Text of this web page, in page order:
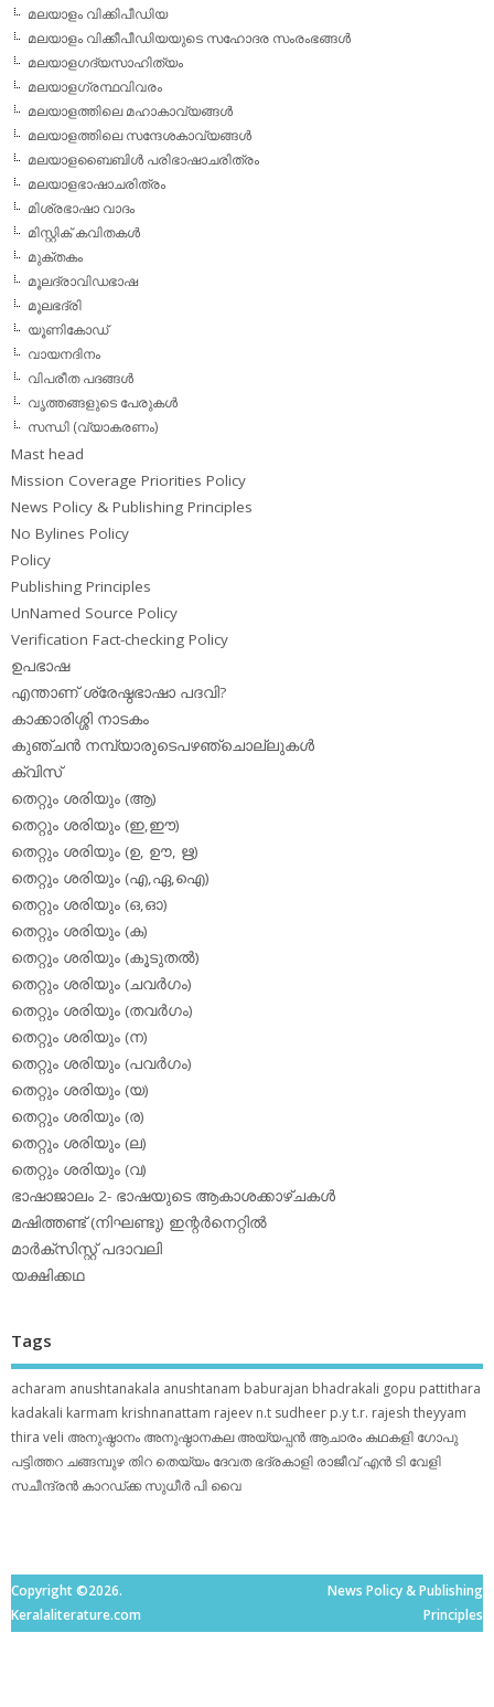
മലയാളം വിക്കിപീഡിയ
മലയാളം വിക്കീപീഡിയയുടെ സഹോദര സംരംഭങ്ങള്‍
മലയാളഗദ്യസാഹിത്യം
മലയാളഗ്രന്ഥവിവരം
മലയാളത്തിലെ മഹാകാവ്യങ്ങള്‍
മലയാളത്തിലെ സന്ദേശകാവ്യങ്ങള്‍
മലയാളബൈബിള്‍ പരിഭാഷാചരിത്രം
മലയാളഭാഷാചരിത്രം
മിശ്രഭാഷാ വാദം
മിസ്റ്റിക് കവിതകള്‍
മുക്തകം
മൂലദ്രാവിഡഭാഷ
മൂലഭദ്രി
യൂണികോഡ്
വായനദിനം
വിപരീത പദങ്ങള്‍
വൃത്തങ്ങളുടെ പേരുകള്‍
സന്ധി (വ്യാകരണം)
Mast head
Mission Coverage Priorities Policy
News Policy & Publishing Principles
No Bylines Policy
Policy
Publishing Principles
UnNamed Source Policy
Verification Fact-checking Policy
ഉപഭാഷ
എന്താണ് ശ്രേഷ്ഠഭാഷാ പദവി?
കാക്കാരിശ്ശി നാടകം
കുഞ്ചന്‍ നമ്പ്യാരുടെപഴഞ്ചൊല്ലുകള്‍
ക്വിസ്
തെറ്റും ശരിയും (ആ)
തെറ്റും ശരിയും (ഇ,ഈ)
തെറ്റും ശരിയും (ഉ, ഊ, ഋ)
തെറ്റും ശരിയും (എ,ഏ,ഐ)
തെറ്റും ശരിയും (ഒ,ഓ)
തെറ്റും ശരിയും (ക)
തെറ്റും ശരിയും (കൂടുതല്‍)
തെറ്റും ശരിയും (ചവര്‍ഗം)
തെറ്റും ശരിയും (തവര്‍ഗം)
തെറ്റും ശരിയും (ന)
തെറ്റും ശരിയും (പവര്‍ഗം)
തെറ്റും ശരിയും (യ)
തെറ്റും ശരിയും (ര)
തെറ്റും ശരിയും (ല)
തെറ്റും ശരിയും (വ)
ഭാഷാജാലം 2- ഭാഷയുടെ ആകാശക്കാഴ്ചകള്‍
മഷിത്തണ്ട് (നിഘണ്ടു) ഇന്റര്‍നെറ്റില്‍
മാര്‍ക്‌സിസ്റ്റ് പദാവലി
യക്ഷിക്കഥ
Tags
acharam anushtanakala anushtanam baburajan bhadrakali gopu pattithara
kadakali karmam krishnanattam rajeev n.t sudheer p.yt.r. rajesh theyyam
thira veli അനുഷ്ഠാനം അനുഷ്ഠാനകല അയ്യപ്പന്‍ ആചാരം കഥകളി ഗോപു
പട്ടിത്തറ ചങ്ങമ്പുഴ തിറ തെയ്യം ദേവത ഭദ്രകാളി രാജീവ് എൻ ടി വേളി
സചീന്ദ്രന്‍ കാറഡ്ക്ക സുധീര്‍ പി വൈ
Copyright ©2026.
Keralaliterature.com
News Policy & Publishing
Principles